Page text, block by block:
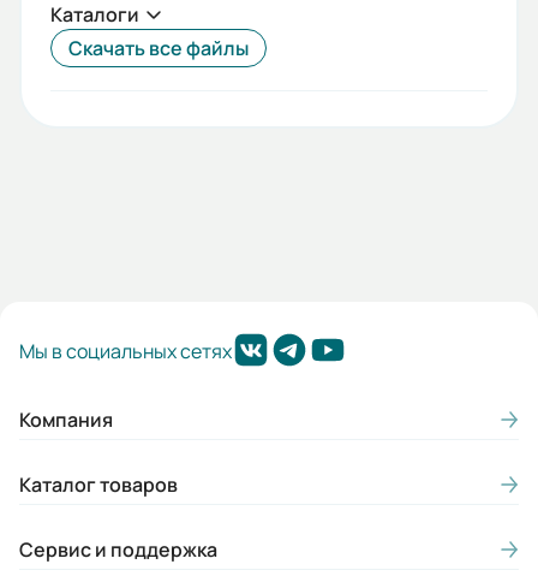
Каталоги
Скачать все файлы
Мы в социальных сетях
Компания
Каталог товаров
Сервис и поддержка